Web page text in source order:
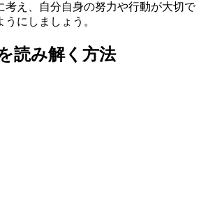
考え、自分自身の努力や行動が大切で
にしましょう。
読み解く方法